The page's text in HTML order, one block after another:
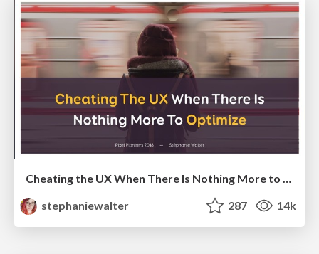
Cheating the UX When There Is Nothing More to Optimize - PixelPioneers
stephaniewalter
287 14k